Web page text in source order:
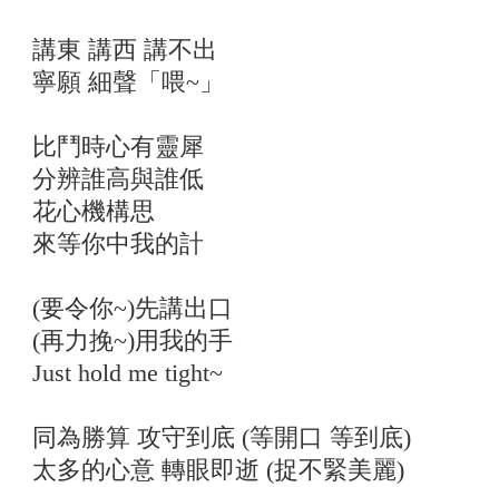
講東 講西 講不出
寧願 細聲「喂~」
比鬥時心有靈犀
分辨誰高與誰低
花心機構思
來等你中我的計
(要令你~)先講出口
(再力挽~)用我的手
Just hold me tight~
同為勝算 攻守到底 (等開口 等到底)
太多的心意 轉眼即逝 (捉不緊美麗)